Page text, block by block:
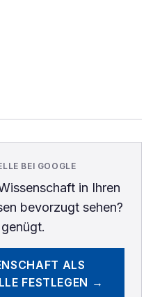
BEI GOOGLE
in Ihren
bevorzugt sehen?
ALS
FESTLEGEN →